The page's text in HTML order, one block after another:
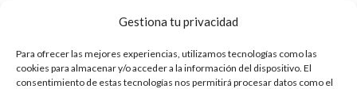
Gestiona tu privacidad
Para ofrecer las mejores experiencias, utilizamos tecnologías como las
cookies para almacenar y/o acceder a la información del dispositivo. El
consentimiento de estas tecnologías nos permitirá procesar datos como el
contenido de las páginas web a las que se hace referencia
servicios ofrecidos por terceros estarán sujetos a los términos y
condiciones aplicables de dichos terceros.